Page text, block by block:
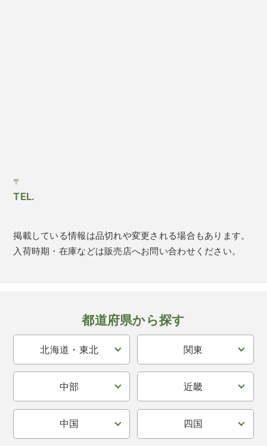
〒
TEL.
掲載している情報は品切れや変更される場合もあります。
入荷時期・在庫などは販売店へお問い合わせください。
都道府県から探す
北海道・東北 関東
中部 近畿
中国 四国